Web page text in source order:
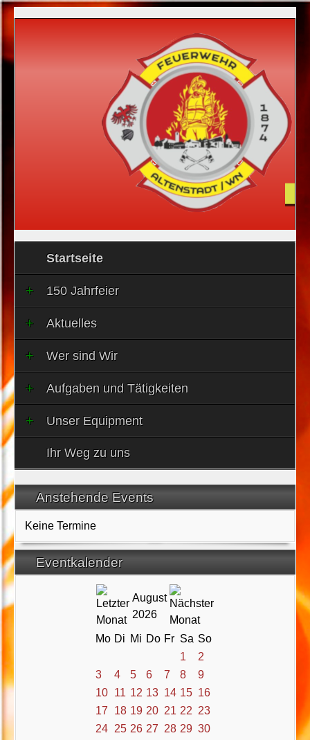
Startseite
150 Jahrfeier
Aktuelles
Wer sind Wir
Aufgaben und Tätigkeiten
Unser Equipment
Ihr Weg zu uns
Anstehende Events
Keine Termine
Eventkalender
August
2026
Mo Di Mi Do Fr Sa So
1
2
3
4 5 6 7 8
9
10 11 12 13 14 15 16
17
18 19 20 21 22 23
24 25 26 27 28 29 30